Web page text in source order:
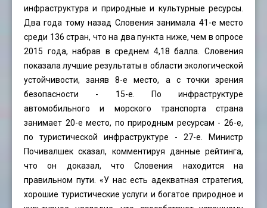
инфраструктура и природные и культурные ресурсы.
Два года тому назад Словения занимала 41-е место
среди 136 стран, что на два пункта ниже, чем в опросе
2015 года, набрав в среднем 4,18 балла. Словения
показала лучшие результаты в области экологической
устойчивости, заняв 8-е место, а с точки зрения
безопасности - 15-е. По инфраструктуре
автомобильного и морского транспорта страна
занимает 20-е место, по природным ресурсам - 26-е,
по туристической инфраструктуре - 27-е. Министр
Почивалшек сказал, комментируя данные рейтинга,
что он доказал, что Словения находится на
правильном пути. «У нас есть адекватная стратегия,
хорошие туристические услуги и богатое природное и